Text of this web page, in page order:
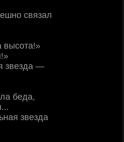
связал
высота!»
звезда —
беда,
звезда